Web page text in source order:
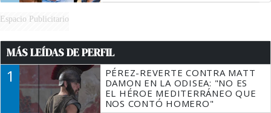
Espacio Publicitario
MÁS LEÍDAS DE PERFIL
1
PÉREZ-REVERTE CONTRA MATT
DAMON EN LA ODISEA: "NO ES
EL HÉROE MEDITERRÁNEO QUE
NOS CONTÓ HOMERO"